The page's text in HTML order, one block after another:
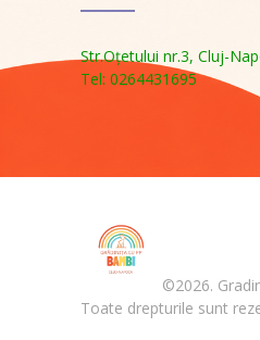
Str.Oţetului nr.3, Cluj-
Tel: 0264431695
©2026.
Toate drepturile sunt